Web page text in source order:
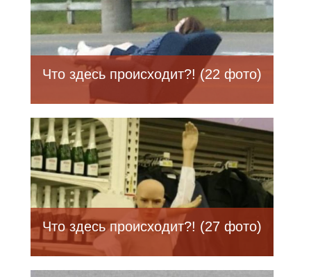
Что здесь происходит?! (22 фото)
Что здесь происходит?! (27 фото)